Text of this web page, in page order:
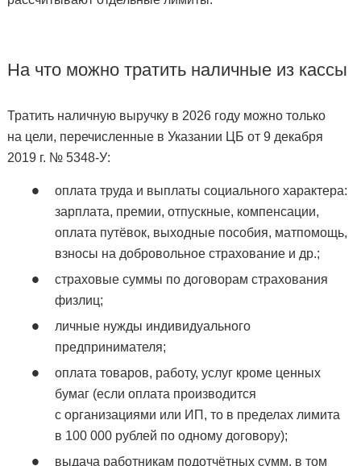
На что можно тратить наличные из кассы
Тратить наличную выручку в 2026 году можно только
на цели, перечисленные в Указании ЦБ от 9 декабря
2019 г. № 5348-У:
оплата труда и выплаты социального характера:
зарплата, премии, отпускные, компенсации,
оплата путёвок, выходные пособия, матпомощь,
взносы на добровольное страхование и др.;
страховые суммы по договорам страхования
физлиц;
личные нужды индивидуального
предпринимателя;
оплата товаров, работу, услуг кроме ценных
бумаг (если оплата производится
с организациями или ИП, то в пределах лимита
в 100 000 рублей по одному договору);
выдача работникам подотчётных сумм, в том